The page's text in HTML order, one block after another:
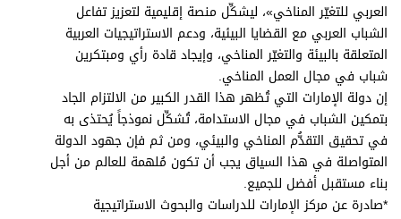
العربي للتغيّر المناخي»، ليشكِّل منصة إقليمية لتعزيز تفاعل
الشباب العربي مع القضايا البيئية، ودعم الاستراتيجيات العربية
المتعلقة بالبيئة والتغيّر المناخي، وإيجاد قادة رأي ومبتكرين
شباب في مجال العمل المناخي.
إن دولة الإمارات التي تُظهر هذا القدر الكبير من الالتزام الجاد
بتمكين الشباب في مجال الاستدامة، تُشكِّل نموذجاً يُحتذى به
في تحقيق التقدُّم المناخي والبيئي، ومن ثم فإن جهود الدولة
المتواصلة في هذا السياق يجب أن تكون مُلهمة للعالم من أجل
بناء مستقبل أفضل للجميع.
*صادرة عن مركز الإمارات للدراسات والبحوث الاستراتيجية